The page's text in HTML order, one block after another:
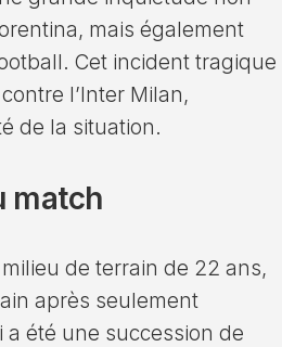
mais également
Cet incident tragique
l’Inter Milan,
de la situation.
match
de terrain de 22 ans,
après seulement
été une succession de